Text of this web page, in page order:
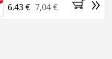
6,43 € 7,04 €